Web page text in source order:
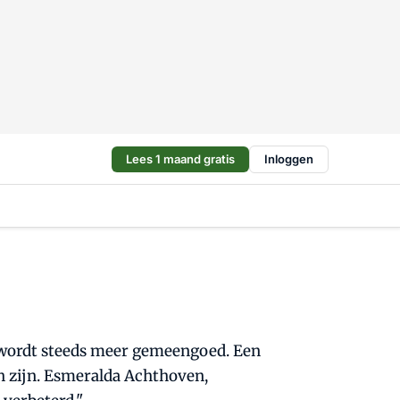
Lees 1 maand gratis Inloggen
steeds meer gemeengoed. Een
zijn. Esmeralda Achthoven,